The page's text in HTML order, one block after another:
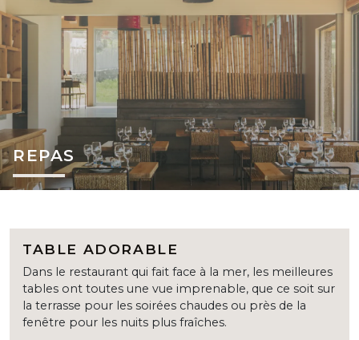
REPAS
TABLE ADORABLE
Dans le restaurant qui fait face à la mer, les meilleures
tables ont toutes une vue imprenable, que ce soit sur
la terrasse pour les soirées chaudes ou près de la
fenêtre pour les nuits plus fraîches.